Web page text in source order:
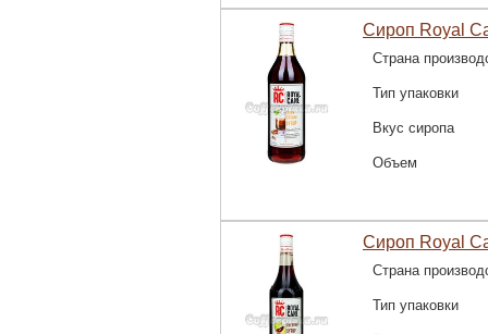
Сироп Royal
Страна
Тип упаковки
Вкус сиропа
Объем
Сироп Royal
Страна
Тип упаковки